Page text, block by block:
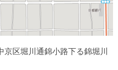
区堀川通錦小路下る錦堀川